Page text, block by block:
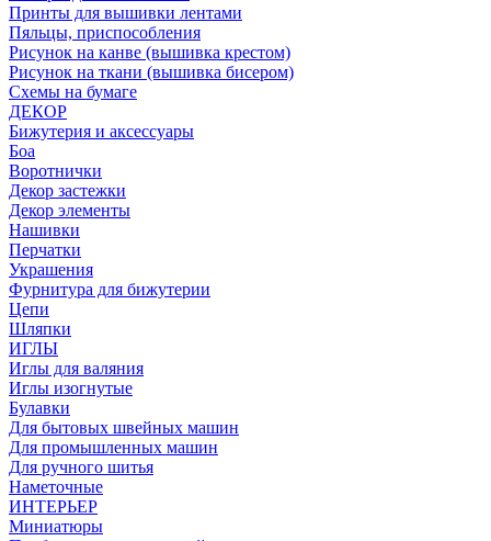
Принты для вышивки лентами
Пяльцы, приспособления
Рисунок на канве (вышивка крестом)
Рисунок на ткани (вышивка бисером)
Схемы на бумаге
ДЕКОР
Бижутерия и аксессуары
Боа
Воротнички
Декор застежки
Декор элементы
Нашивки
Перчатки
Украшения
Фурнитура для бижутерии
Цепи
Шляпки
ИГЛЫ
Иглы для валяния
Иглы изогнутые
Булавки
Для бытовых швейных машин
Для промышленных машин
Для ручного шитья
Наметочные
ИНТЕРЬЕР
Миниатюры